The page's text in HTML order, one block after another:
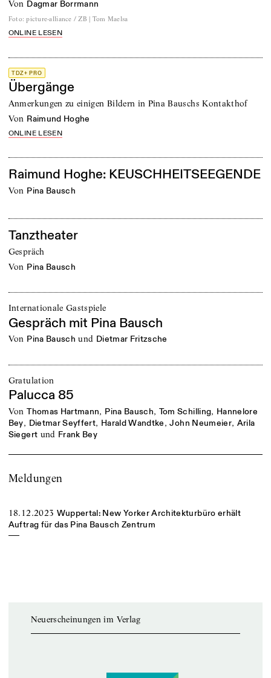
von Dagmar Borrmann
Foto: picture-alliance / ZB | Tom Maelsa
ONLINE LESEN
TDZ+ PRO
Übergänge
Anmerkungen zu einigen Bildern in Pina Bauschs Kontakthof
von Raimund Hoghe
ONLINE LESEN
Raimund Hoghe: KEUSCHHEITSEEGENDE
von Pina Bausch
Tanztheater
Gespräch
von Pina Bausch
Internationale Gastspiele
Gespräch mit Pina Bausch
von Pina Bausch und Dietmar Fritzsche
Gratulation
Palucca 85
von Thomas Hartmann, Pina Bausch, Tom Schilling, Hannelore
Bey, Dietmar Seyffert, Harald Wandtke,John Neumeier, Arila
Siegert und Frank Bey
Meldungen
18.12.2023 Wuppertal: New Yorker Architekturbüro erhält
Auftrag für das Pina Bausch Zentrum
Neuerscheinungen im Verlag